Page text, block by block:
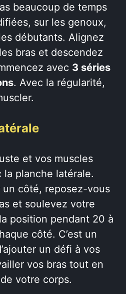
beaucoup de temps
sur les genoux,
débutants. Alignez
bras et descendez
avec 3 séries
. Avec la régularité,
et vos muscles
la planche latérale.
côté, reposez-vous
et soulevez votre
position pendant 20 à
côté. C’est un
un défi à vos
vos bras tout en
votre corps.